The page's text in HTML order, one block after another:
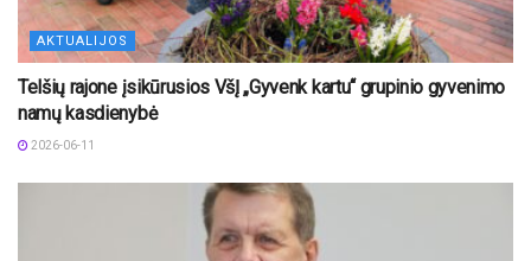
AKTUALIJOS
Telšių rajone įsikūrusios VšĮ „Gyvenk kartu“ grupinio gyvenimo
namų kasdienybė
2026-06-11